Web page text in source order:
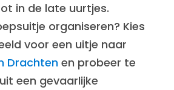
in de late uurtjes.
organiseren? Kies
voor een uitje naar
Drachtenen probeer te
een gevaarlijke